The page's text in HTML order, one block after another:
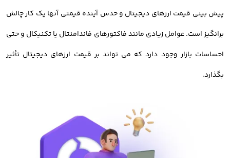
خرید ارز دیجیتال از صرافی اوکی اکسچنج
قبل از بررسیآموزش خرید ارز دیجیتالباید بدانیم، معامله رمز ارزها و
فروش و خرید ارزهای دیجیتال در صرافی اوکی اکسچنج دارای مزیت های
بسیاری در میان صرافی های ایرانی است.
خرید رمز ارز از اوکی اکسچنج، امن ترین روش معامله ارزدیجیتال در ایران
پیش بینی قیمت ارزهای دیجیتال و حدس آینده قیمتی آنها یک کار چالش
برانگیز است. عوامل زیادی مانند فاکتورهای فاندامنتال یا تکنیکال و حتی
احساسات بازار وجود دارد که می تواند بر قیمت ارزهای دیجیتال تأثیر
بگذارد.